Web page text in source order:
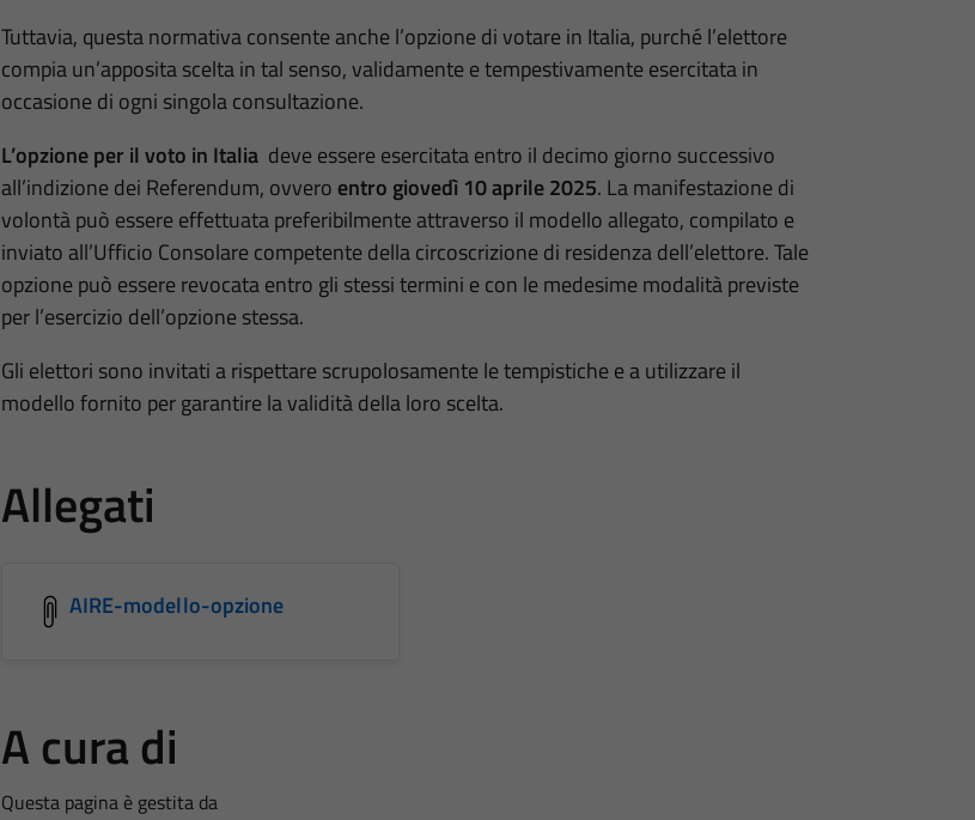
Tuttavia, questa normativa consente anche l’opzione di votare in Italia, purché l’elettore
compia un’apposita scelta in tal senso, validamente e tempestivamente esercitata in
occasione di ogni singola consultazione.
L’opzione per il voto in Italiadeve essere esercitata entro il decimo giorno successivo
all’indizione dei Referendum, ovvero entro giovedì 10 aprile 2025. La manifestazione di
volontà può essere effettuata preferibilmente attraverso il modello allegato, compilato e
inviato all’Ufficio Consolare competente della circoscrizione di residenza dell’elettore. Tale
opzione può essere revocata entro gli stessi termini e con le medesime modalità previste
per l’esercizio dell’opzione stessa.
Gli elettori sono invitati a rispettare scrupolosamente le tempistiche e a utilizzare il
modello fornito per garantire la validità della loro scelta.
Allegati
AIRE-modello-opzione
A cura di
Questa pagina è gestita da